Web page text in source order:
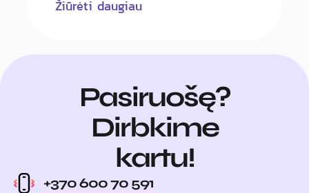
Žiūrėti daugiau
Pasiruošę?
Dirbkime
kartu!
+370 600 70 591